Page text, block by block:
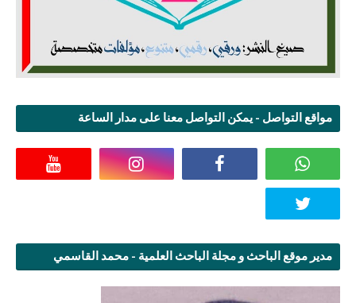
مواقع التواصل - يمكن التواصل معنا على مدار الساعة
مدير موقع الباحث و مجلة الباحث العلمية - محمد القاسمي